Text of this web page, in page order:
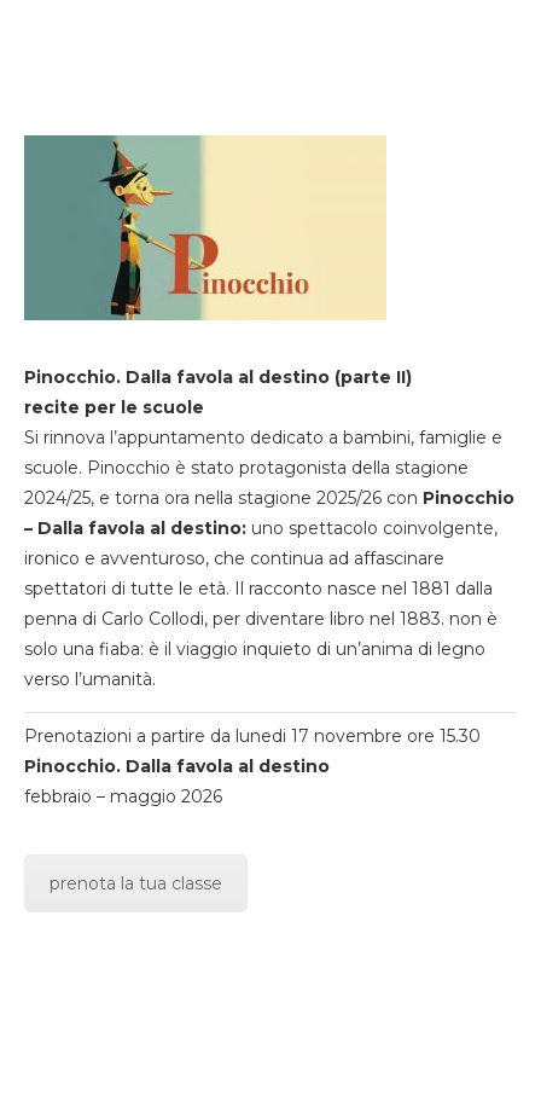
Pinocchio. Dalla favola al destino (parte II)
recite per le scuole
Si rinnova l’appuntamento dedicato a bambini, famiglie e
scuole. Pinocchio è stato protagonista della stagione
2024/25, e torna ora nella stagione 2025/26 con Pinocchio
– Dalla favola al destino: uno spettacolo coinvolgente,
ironico e avventuroso, che continua ad affascinare
spettatori di tutte le età. Il racconto nasce nel 1881 dalla
penna di Carlo Collodi, per diventare libro nel 1883. non è
solo una fiaba: è il viaggio inquieto di un’anima di legno
verso l’umanità.
Prenotazioni a partire da lunedi 17 novembre ore 15.30
Pinocchio. Dalla favola al destino
febbraio – maggio 2026
prenota la tua classe